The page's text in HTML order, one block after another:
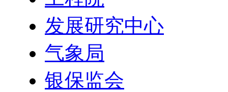
发展研究中心
气象局
银保监会